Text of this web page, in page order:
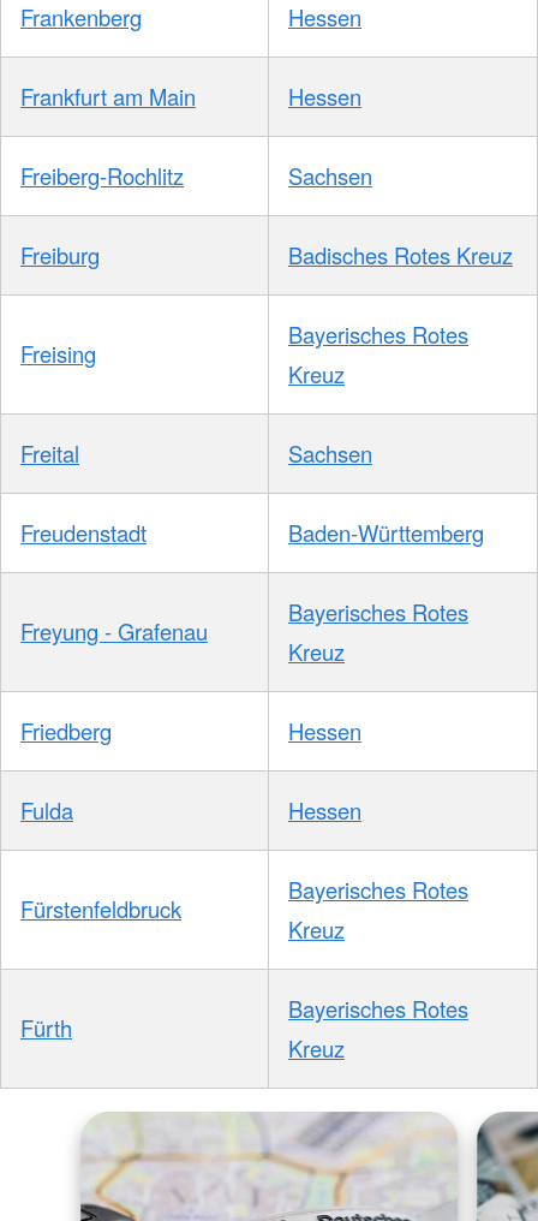
Frankenberg Hessen
Frankfurt am Main Hessen
Freiberg-Rochlitz Sachsen
Freiburg Badisches Rotes Kreuz
Freising
Bayerisches Rotes
Kreuz
Freital Sachsen
Freudenstadt Baden-Württemberg
Freyung - Grafenau
Bayerisches Rotes
Kreuz
Friedberg Hessen
Fulda Hessen
Fürstenfeldbruck
Bayerisches Rotes
Kreuz
Fürth
Bayerisches Rotes
Kreuz